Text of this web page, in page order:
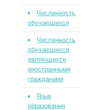
Численность
обучающихся
Численность
обучающихся,
являющихся
иностранными
гражданами
Язык
образования